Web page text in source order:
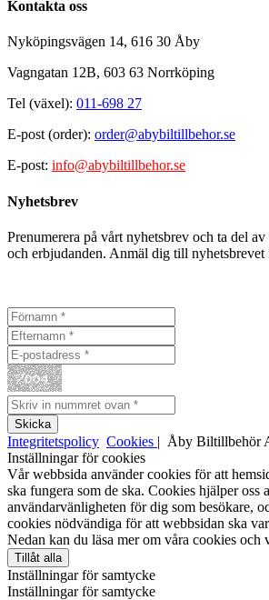
Kontakta oss
Nyköpingsvägen 14, 616 30 Åby
Vagngatan 12B, 603 63 Norrköping
Tel (växel): 011-698 27
E-post (order): order@abybiltillbehor.se
E-post: info@abybiltillbehor.se
Nyhetsbrev
Prenumerera på vårt nyhetsbrev och ta del
och erbjudanden. Anmäl dig till nyhetsbrevet
Integritetspolicy Cookies | Åby Biltillbehör
Inställningar för cookies
Vår webbsida använder cookies för att
ska fungera som de ska. Cookies hjälper oss
användarvänligheten för dig som besökare,
cookies nödvändiga för att webbsidan ska
Nedan kan du läsa mer om våra cookies och
Tillåt alla
Inställningar för samtycke
Inställningar för samtycke